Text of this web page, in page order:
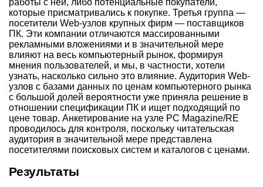
работы с ней, либо потенциальные покупатели,
которые присматривались к покупке. Третья группа —
посетители Web-узлов крупных фирм — поставщиков
ПК. Эти компании отличаются массированными
рекламными вложениями и в значительной мере
влияют на весь компьютерный рынок, формируя
мнения пользователей, и мы, в частности, хотели
узнать, насколько сильно это влияние. Аудитория Web-
узлов с базами данных по ценам компьютерного рынка
с большой долей вероятности уже приняла решение в
отношении спецификации ПК и ищет подходящий по
цене товар. Анкетирование на узле PC Magazine/RE
проводилось для контроля, поскольку читательская
аудитория в значительной мере представлена
посетителями поисковых систем и каталогов с ценами.
Результаты